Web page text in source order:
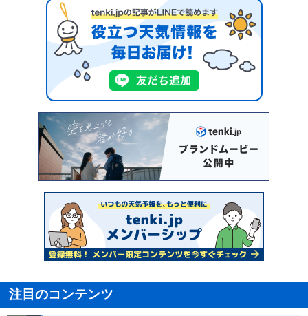
注目のコンテンツ